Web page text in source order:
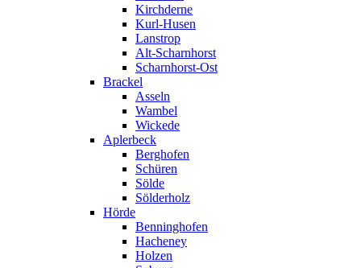
Kirchderne
Kurl-Husen
Lanstrop
Alt-Scharnhorst
Scharnhorst-Ost
Brackel
Asseln
Wambel
Wickede
Aplerbeck
Berghofen
Schüren
Sölde
Sölderholz
Hörde
Benninghofen
Hacheney
Holzen